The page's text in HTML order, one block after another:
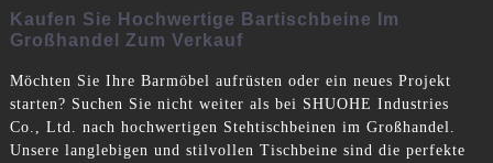
Kaufen Sie Hochwertige Bartischbeine Im
Großhandel Zum Verkauf
Möchten Sie Ihre Barmöbel aufrüsten oder ein neues Projekt
starten? Suchen Sie nicht weiter als bei SHUOHE Industries
Co., Ltd. nach hochwertigen Stehtischbeinen im Großhandel.
Unsere langlebigen und stilvollen Tischbeine sind die perfekte